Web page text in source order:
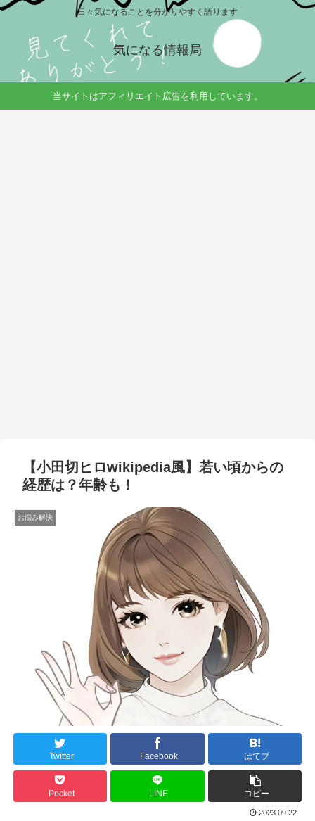
日々気になることを分かりやすく語ります
気になる情報局
当サイトはアフィリエイト広告を利用しています。
【小田切ヒロwikipedia風】若い頃からの
経歴は？年齢も！
お悩み解決
Twitter Facebook はてブ
Pocket LINE コピー
2023.09.22